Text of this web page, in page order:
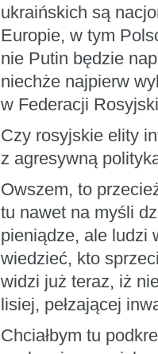
ukraińskich są
Europie, w tym
nie Putin będzie
niechże najpierw
w Federacji
Czy rosyjskie elity
z agresywną
Owszem, to
tu nawet na myśli
pieniądze, ale ludzi
wiedzieć, kto
widzi już teraz, iż
lisiej, pełzającej
Chciałbym tu